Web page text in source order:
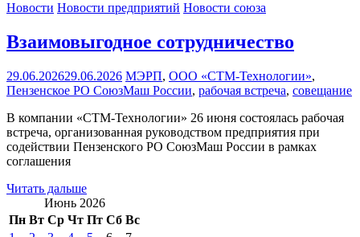
Новости Новости предприятий Новости союза
Взаимовыгодное сотрудничество
29.06.202629.06.2026 МЭРП, ООО «СТМ-Технологии»,
Пензенское РО СоюзМаш России, рабочая встреча, совещание
В компании «СТМ-Технологии» 26 июня состоялась рабочая
встреча, организованная руководством предприятия при
содействии Пензенского РО СоюзМаш России в рамках
соглашения
Читать дальше
Июнь 2026
Пн Вт Ср Чт Пт Сб Вс